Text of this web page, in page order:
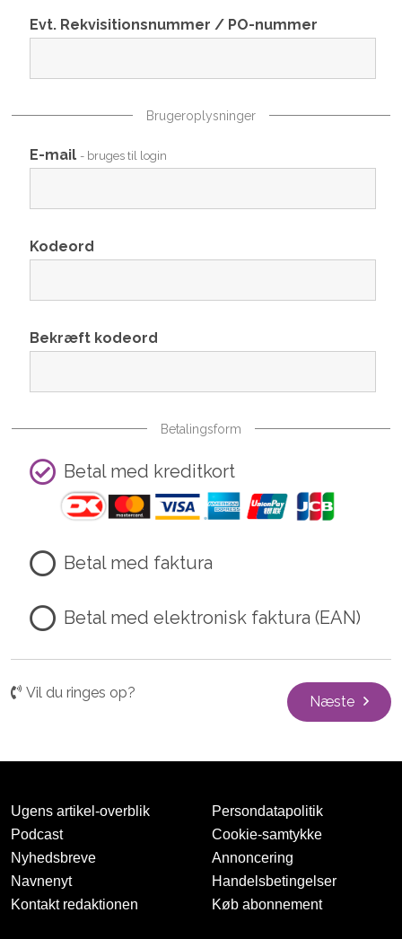
Evt. Rekvisitionsnummer / PO-nummer
Brugeroplysninger
E-mail - bruges til login
Kodeord
Bekræft kodeord
Betalingsform
Betal med kreditkort
Betal med faktura
Betal med elektronisk faktura (EAN)
Vil du ringes op?
Næste
Ugens artikel-overblik
Podcast
Nyhedsbreve
Navnenyt
Kontakt redaktionen
Persondatapolitik
Cookie-samtykke
Annoncering
Handelsbetingelser
Køb abonnement